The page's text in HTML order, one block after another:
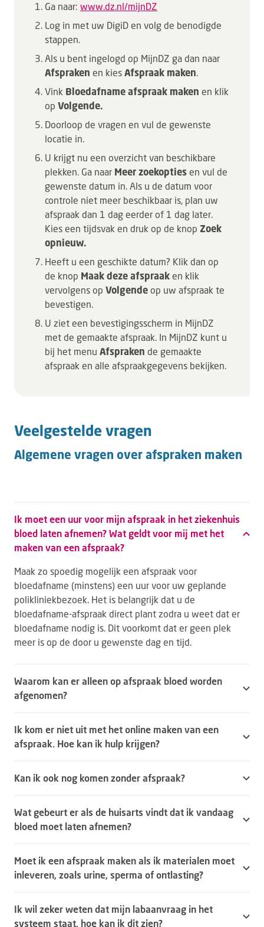
Ga naar: www.dz.nl/mijnDZ
Log in met uw DigiD en volg de benodigde
stappen.
Als u bent ingelogd op MijnDZ ga dan naar
Afspraken en kies Afspraak maken.
Vink Bloedafname afspraak maken en klik
op Volgende.
Doorloop de vragen en vul de gewenste
locatie in.
U krijgt nu een overzicht van beschikbare
plekken. Ga naar Meer zoekopties en vul de
gewenste datum in. Als u de datum voor
controle niet meer beschikbaar is, plan uw
afspraak dan 1 dag eerder of 1 dag later.
Kies een tijdsvak en druk op de knop Zoek
opnieuw.
Heeft u een geschikte datum? Klik dan op
de knop Maak deze afspraa k en klik
vervolgens op Volgende op uw afspraak te
bevestigen.
U ziet een bevestigingsscherm in MijnDZ
met de gemaakte afspraak. In MijnDZ kunt u
bij het menu Afspraken de gemaakte
afspraak en alle afspraakgegevens bekijken.
Veelgestelde vragen
Algemene vragen over afspraken maken
Ik moet een uur voor mijn afspraak in het ziekenhuis
bloed laten afnemen? Wat geldt voor mij met het
maken van een afspraak?
Maak zo spoedig mogelijk een afspraak voor
bloedafname (minstens) een uur voor uw geplande
polikliniekbezoek. Het is belangrijk dat u de
bloedafname-afspraak direct plant zodra u weet dat er
bloedafname nodig is. Dit voorkomt dat er geen plek
meer is op de door u gewenste dag en tijd.
Waarom kan er alleen op afspraak bloed worden
afgenomen?
Ik kom er niet uit met het online maken van een
afspraak. Hoe kan ik hulp krijgen?
Kan ik ook nog komen zonder afspraak?
Wat gebeurt er als de huisarts vindt dat ik vandaag
bloed moet laten afnemen?
Moet ik een afspraak maken als ik materialen moet
inleveren, zoals urine, sperma of ontlasting?
Ik wil zeker weten dat mijn labaanvraag in het
systeem staat, hoe kan ik dit zien?